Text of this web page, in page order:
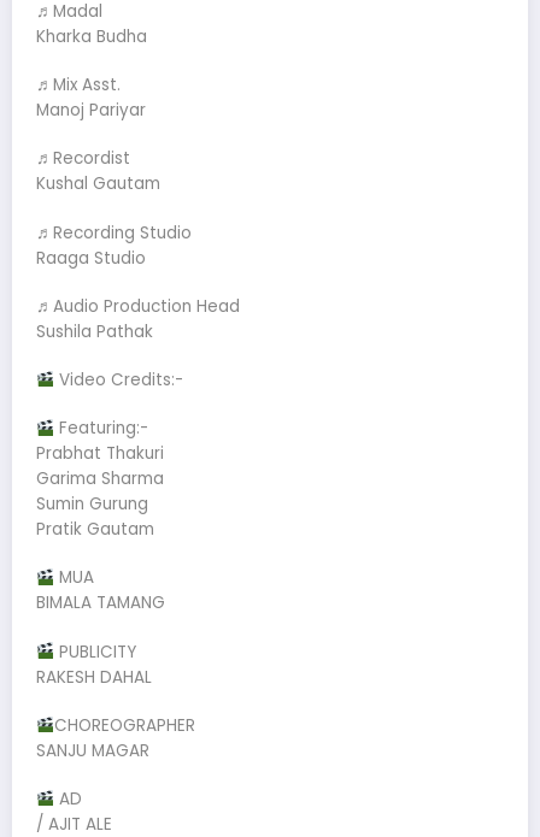
♬Madal
Kharka Budha
♬Mix Asst.
Manoj Pariyar
♬Recordist
Kushal Gautam
♬Recording Studio
Raaga Studio
♬Audio Production Head
Sushila Pathak
Video Credits:-
Featuring:-
Prabhat Thakuri
Garima Sharma
Sumin Gurung
Pratik Gautam
MUA
BIMALA TAMANG
PUBLICITY
RAKESH DAHAL
CHOREOGRAPHER
SANJU MAGAR
AD
/ AJIT ALE